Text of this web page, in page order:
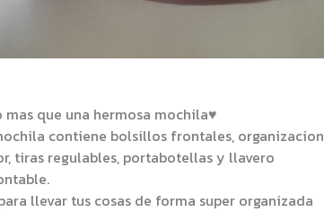
mas que una hermosa mochila♥
contiene bolsillos frontales, organizacion
tiras regulables, portabotellas y llavero
llevar tus cosas de forma super organizada